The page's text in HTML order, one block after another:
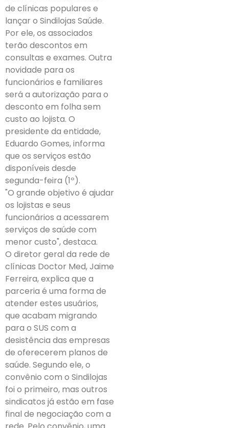
de clínicas populares e
lançar o Sindilojas Saúde.
Por ele, os associados
terão descontos em
consultas e exames. Outra
novidade para os
funcionários e familiares
será a autorização para o
desconto em folha sem
custo ao lojista. O
presidente da entidade,
Eduardo Gomes, informa
que os serviços estão
disponíveis desde
segunda-feira (1º).
"O grande objetivo é ajudar
os lojistas e seus
funcionários a acessarem
serviços de saúde com
menor custo", destaca.
O diretor geral da rede de
clínicas Doctor Med, Jaime
Ferreira, explica que a
parceria é uma forma de
atender estes usuários,
que acabam migrando
para o SUS com a
desistência das empresas
de oferecerem planos de
saúde. Segundo ele, o
convênio com o Sindilojas
foi o primeiro, mas outros
sindicatos já estão em fase
final de negociação com a